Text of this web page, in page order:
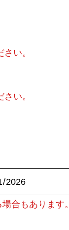
い。
い。
場合もあります